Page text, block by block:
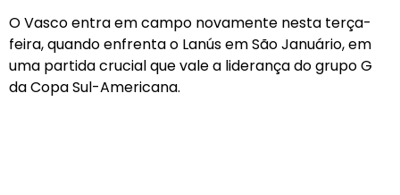
O Vasco entra em campo novamente nesta terça-
feira, quando enfrenta o Lanús em São Januário, em
uma partida crucial que vale a liderança do grupo G
da Copa Sul-Americana.